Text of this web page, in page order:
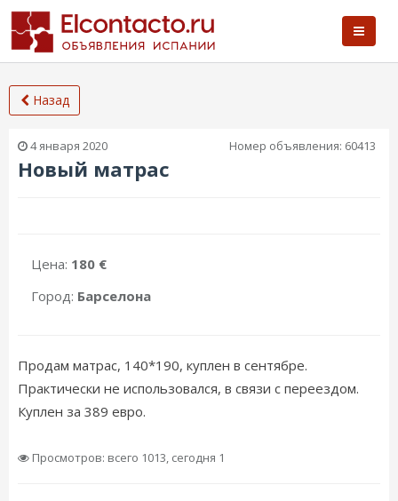
Назад
4 января 2020 Номер объявления: 60413
Новый матрас
Цена: 180 €
Город: Барселона
Продам матрас, 140*190, куплен в сентябре.
Практически не использовался, в связи с переездом.
Куплен за 389 евро.
Просмотров: всего 1013, сегодня 1